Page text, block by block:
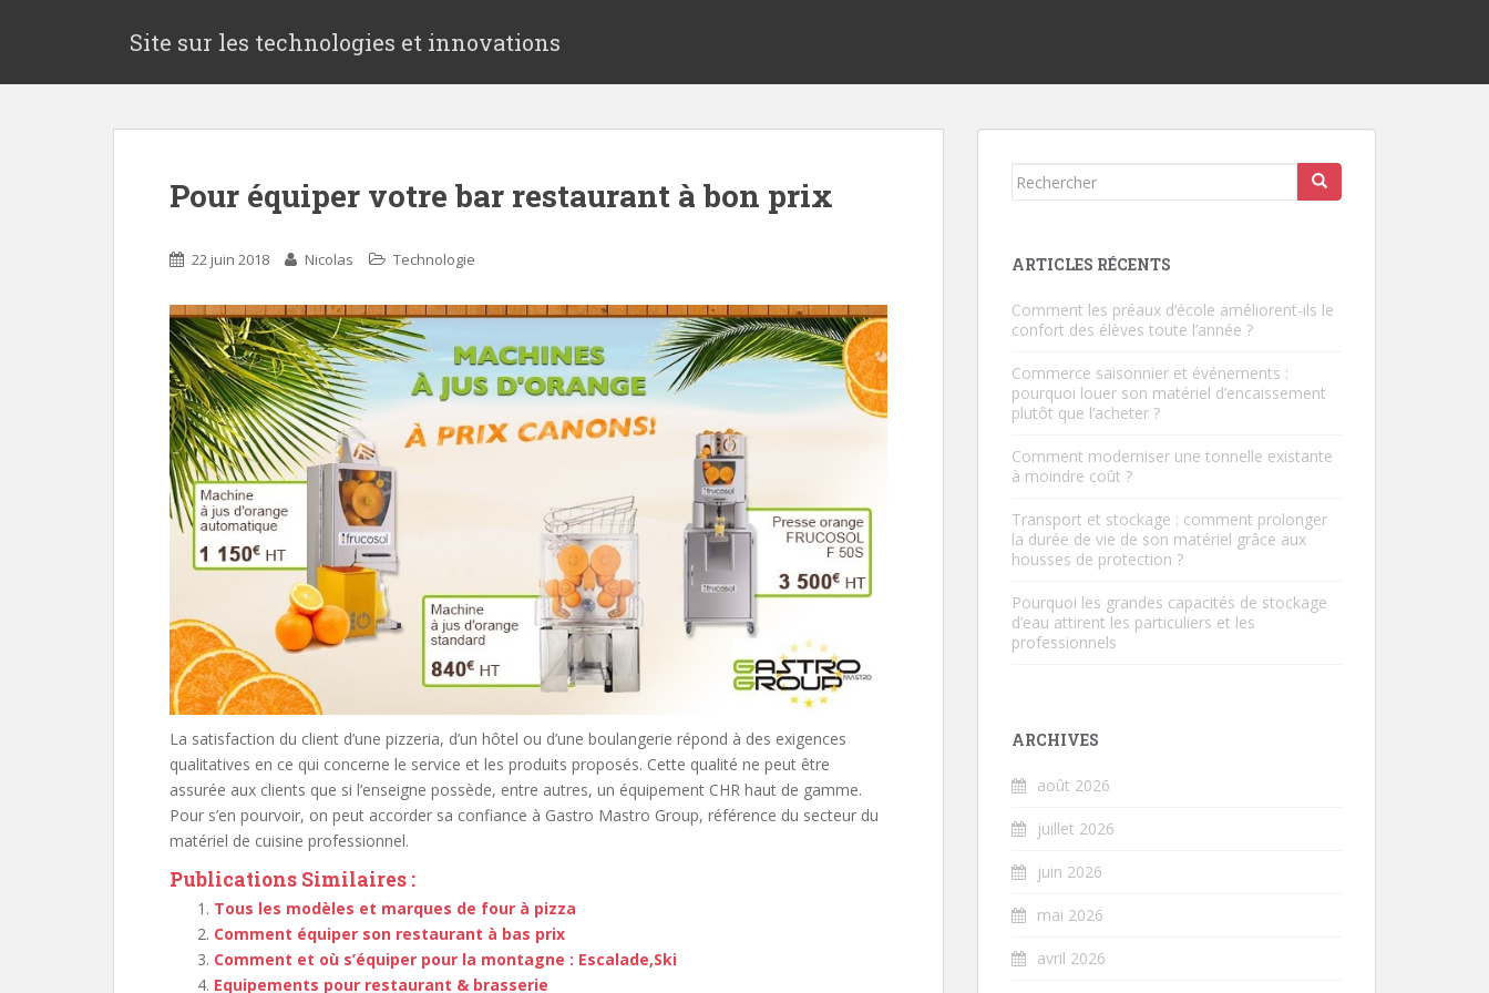
p
Site sur les technologies et innovations
Pour équiper votre bar restaurant à bon prix
22 juin 2018 Nicolas Technologie
La satisfaction du client d’une pizzeria, d’un hôtel ou d’une boulangerie répond à des exigences
qualitatives en ce qui concerne le service et les produits proposés. Cette qualité ne peut être
assurée aux clients que si l’enseigne possède, entre autres, un équipement CHR haut de gamme.
Pour s’en pourvoir, on peut accorder sa confiance à Gastro Mastro Group, référence du secteur du
matériel de cuisine professionnel.
Publications Similaires :
Tous les modèles et marques de four à pizza
Comment équiper son restaurant à bas prix
Comment et où s’équiper pour la montagne : Escalade,Ski
Equipements pour restaurant & brasserie
Rechercher...
ARTICLES RÉCENTS
Comment les préaux d’école améliorent-ils le
confort des élèves toute l’année ?
Commerce saisonnier et événements :
pourquoi louer son matériel d’encaissement
plutôt que l’acheter ?
Comment moderniser une tonnelle existante
à moindre coût ?
Transport et stockage : comment prolonger
la durée de vie de son matériel grâce aux
housses de protection ?
Pourquoi les grandes capacités de stockage
d’eau attirent les particuliers et les
professionnels
ARCHIVES
août 2026
juillet 2026
juin 2026
mai 2026
avril 2026